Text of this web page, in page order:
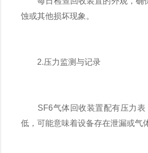
蚀或其他损坏现象。
2.压力监测与记录
SF6气体回收装置配有压力表
低，可能意味着设备存在泄漏或气